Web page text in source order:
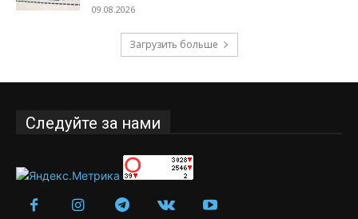
09.08.2026
Загрузить больше
Следуйте за нами